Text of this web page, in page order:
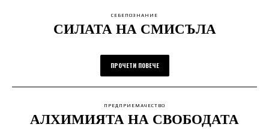
СЕБЕПОЗНАНИЕ
СИЛАТА НА СМИСЪЛА
ПРОЧЕТИ ПОВЕЧЕ
ПРЕДПРИЕМАЧЕСТВО
АЛХИМИЯТА НА СВОБОДАТА